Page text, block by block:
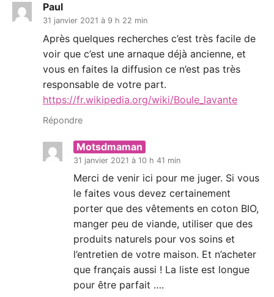
Paul
31 janvier 2021 à 9 h 22 min
Après quelques recherches c’est très facile de
voir que c’est une arnaque déjà ancienne, et
vous en faites la diffusion ce n’est pas très
responsable de votre part.
https://fr.wikipedia.org/wiki/Boule_lavante
Répondre
Motsdmaman
31 janvier 2021 à 10 h 41 min
Merci de venir ici pour me juger. Si vous
le faites vous devez certainement
porter que des vêtements en coton BIO,
manger peu de viande, utiliser que des
produits naturels pour vos soins et
l’entretien de votre maison. Et n’acheter
que français aussi ! La liste est longue
pour être parfait ….